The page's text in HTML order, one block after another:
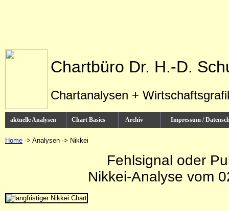
Chartbüro Dr. H.-D.
Chartanalysen +
aktuelle Analysen Chart Basics Archiv Impressum /
Home -> Analysen -> Nikkei
Fehlsignal oder
Nikkei-Analyse vom